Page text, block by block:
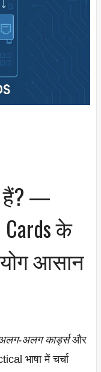
हैं? —
के
आसान
अलग कार्ड्सऔर
भाषा में चर्चा